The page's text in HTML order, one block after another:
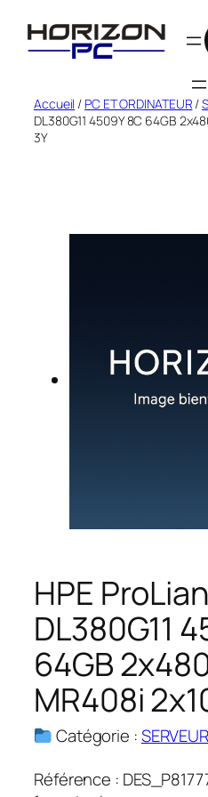
Accueil / PC ET ORDINATEUR /
DL380G11 4509Y 8C 64GB
3Y
HPE
DL380G11
64GB
MR408i
Catégorie :
Référence :